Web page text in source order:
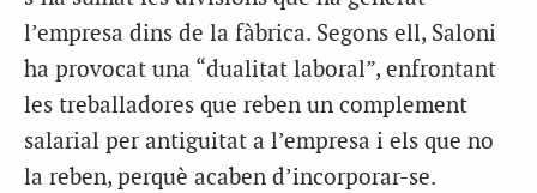
l’empresa dins de la fàbrica. Segons ell, Saloni
ha provocat una “dualitat laboral”, enfrontant
les treballadores que reben un complement
salarial per antiguitat a l’empresa i els que no
la reben, perquè acaben d’incorporar-se.